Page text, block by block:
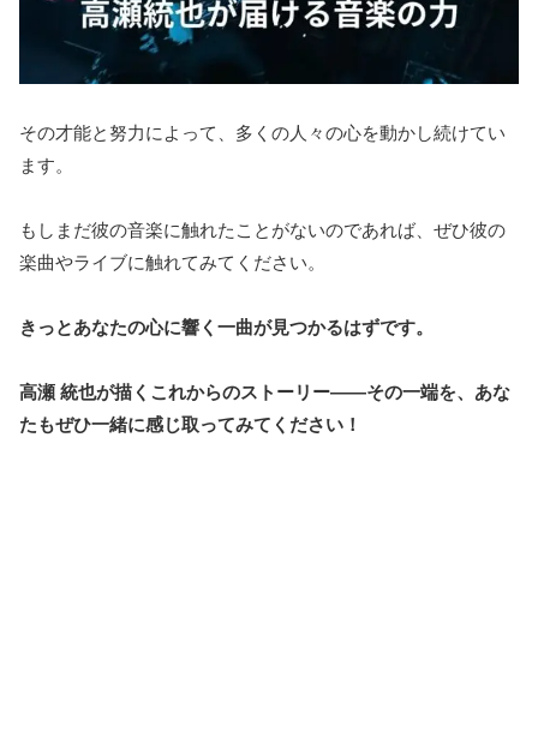
その才能と努力によって、多くの人々の心を動かし続けてい
ます。
もしまだ彼の音楽に触れたことがないのであれば、ぜひ彼の
楽曲やライブに触れてみてください。
きっとあなたの心に響く一曲が見つかるはずです。
高瀬 統也が描くこれからのストーリー――その一端を、あな
たもぜひ一緒に感じ取ってみてください！